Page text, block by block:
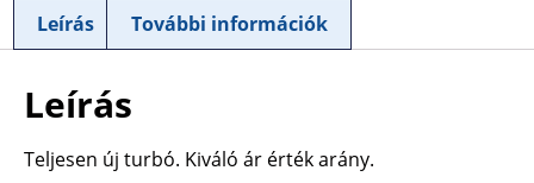
Leírás További információk
Leírás
Teljesen új turbó. Kiváló ár érték arány.